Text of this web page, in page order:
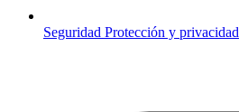
Seguridad Protección y privacidad